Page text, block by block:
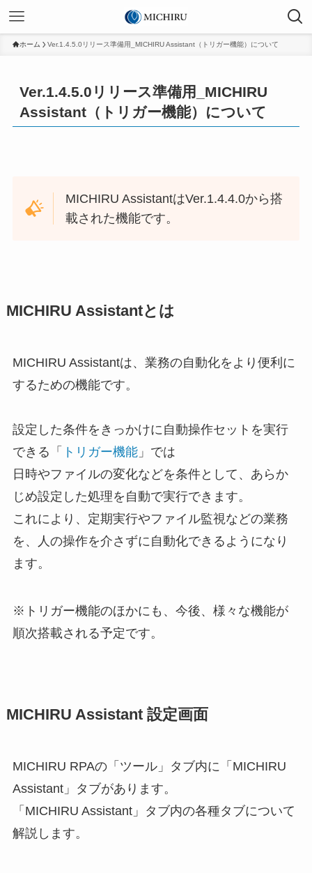
ホーム Ver.1.4.5.0リリース準備用_MICHIRU Assistant（トリガー機能）について
Ver.1.4.5.0リリース準備用_MICHIRU
Assistant（トリガー機能）について
MICHIRU AssistantはVer.1.4.4.0から搭
載された機能です。
MICHIRU Assistantとは
MICHIRU Assistantは、業務の自動化をより便利に
するための機能です。
設定した条件をきっかけに自動操作セットを実行
できる「
トリガー機能」では
日時やファイルの変化などを条件として、あらか
じめ設定した処理を自動で実行できます。
これにより、定期実行やファイル監視などの業務
を、人の操作を介さずに自動化できるようになり
ます。
※トリガー機能のほかにも、今後、様々な機能が
順次搭載される予定です。
MICHIRU Assistant 設定画面
MICHIRU RPAの「ツール」タブ内に「MICHIRU
Assistant」タブがあります。
「MICHIRU Assistant」タブ内の各種タブについて
解説します。